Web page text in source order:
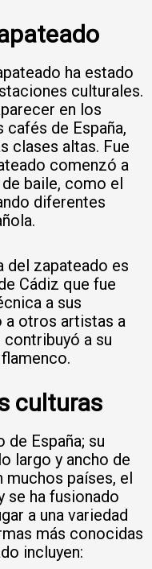
ha estado
culturales.
en los
de España,
clases altas. Fue
comenzó a
baile, como el
diferentes
del zapateado es
Cádiz que fue
a sus
a otros artistas a
a su
culturas
España; su
largo y ancho de
muchos países, el
se ha fusionado
a una variedad
más conocidas
incluyen: